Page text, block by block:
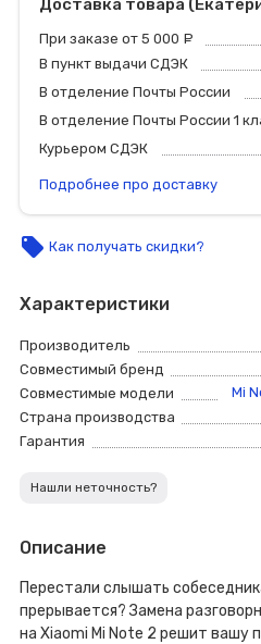
Доставка товара
При заказе от 5 000
В пункт выдачи СДЭК
В отделение Почты России
В отделение Почты России 1
Курьером СДЭК
Подробнее про доставку
local_offer Как получать скидки?
Характеристики
Производитель
Совместимый бренд
Совместимые модели
Mi
Страна производства
Гарантия
Нашли неточность?
Описание
Перестали слышать
прерывается? Замена
на Xiaomi Mi Note 2 решит вашу